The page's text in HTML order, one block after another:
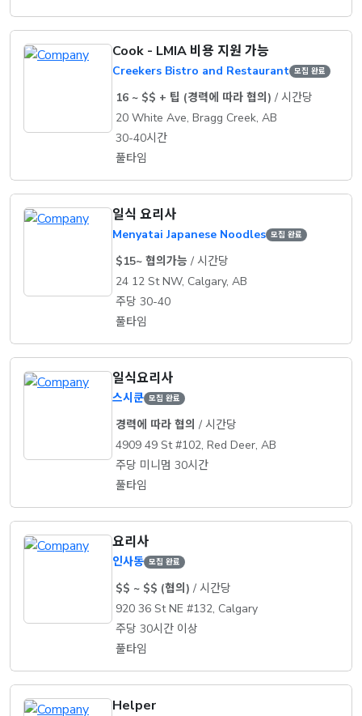
Cook - LMIA 비용 지원 가능
Creekers Bistro and Restaurant 모집 완료
16 ~ $$ + 팁 (경력에 따라 협의) / 시간당
20 White Ave, Bragg Creek, AB
30-40시간
풀타임
일식 요리사
Menyatai Japanese Noodles 모집 완료
$15~ 협의가능 / 시간당
24 12 St NW, Calgary, AB
주당 30-40
풀타임
일식요리사
스시쿤 모집 완료
경력에 따라 협의 / 시간당
4909 49 St #102, Red Deer, AB
주당 미니멈 30시간
풀타임
요리사
인사동 모집 완료
$$ ~ $$ (협의) / 시간당
920 36 St NE #132, Calgary
주당 30시간 이상
풀타임
Helper